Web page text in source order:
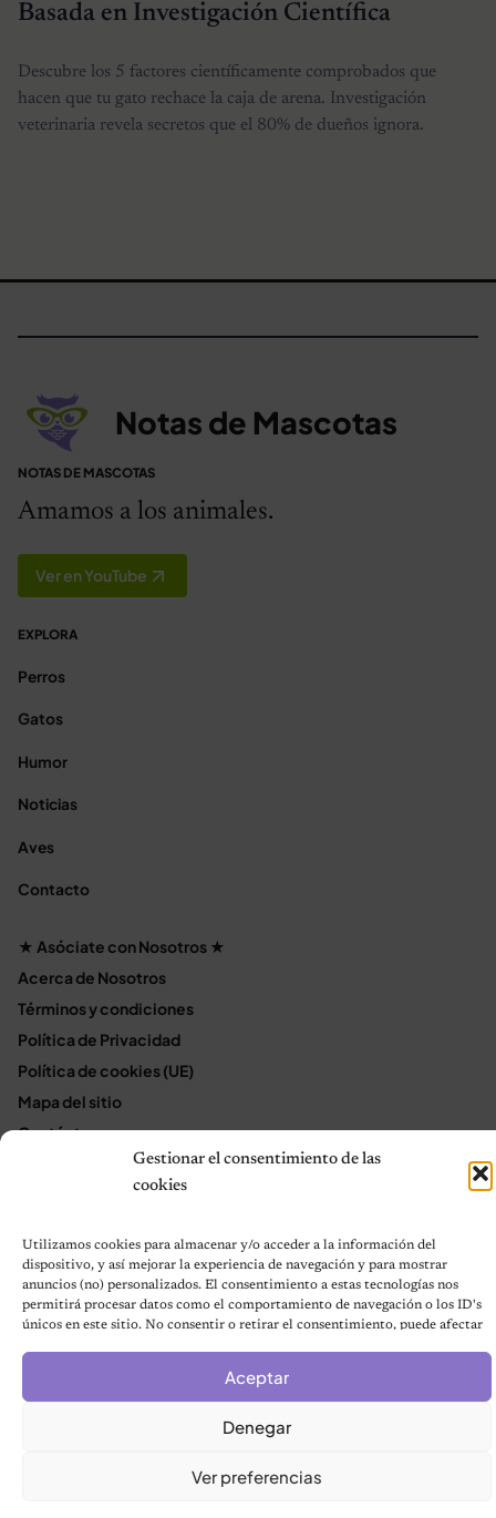
Gestionar el consentimiento de las
cookies
Utilizamos cookies para almacenar y/o acceder a la información del
dispositivo, y así mejorar la experiencia de navegación y para mostrar
anuncios (no) personalizados. El consentimiento a estas tecnologías nos
permitirá procesar datos como el comportamiento de navegación o los ID's
únicos en este sitio. No consentir o retirar el consentimiento, puede afectar
Aceptar
Denegar
Ver preferencias
Basada en Investigación Científica
Descubre los 5 factores científicamente comprobados que
hacen que tu gato rechace la caja de arena. Investigación
veterinaria revela secretos que el 80% de dueños ignora.
Notas de Mascotas
NOTAS DE MASCOTAS
Amamos a los animales.
Ver en YouTube
EXPLORA
Perros
Gatos
Humor
Noticias
Aves
Contacto
★ Asóciate con Nosotros ★
Acerca de Nosotros
Términos y condiciones
Política de Privacidad
Política de cookies (UE)
Mapa del sitio
Contáctanos
Terms and Conditions
© 2026 Notas de Mascotas
Política de privacidad